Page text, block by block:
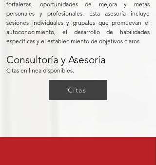
fortalezas, oportunidades de mejora y metas
personales y profesionales. Esta asesoría incluye
sesiones individuales y grupales que promuevan el
autoconocimiento, el desarrollo de habilidades
específicas y el establecimiento de objetivos claros.
Consultoría y Asesoría
Citas en linea disponibles.
Citas